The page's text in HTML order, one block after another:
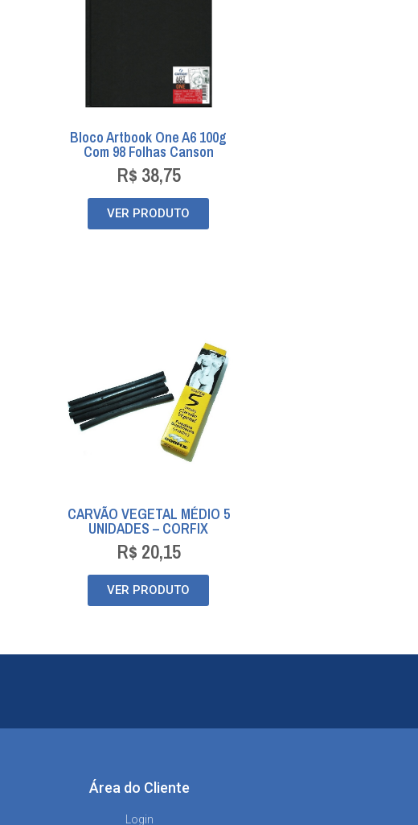
Bloco Artbook One A6 100g
Com 98 Folhas Canson
R$ 38,75
VER PRODUTO
CARVÃO VEGETAL MÉDIO 5
UNIDADES – CORFIX
R$ 20,15
VER PRODUTO
Área do Cliente
Login